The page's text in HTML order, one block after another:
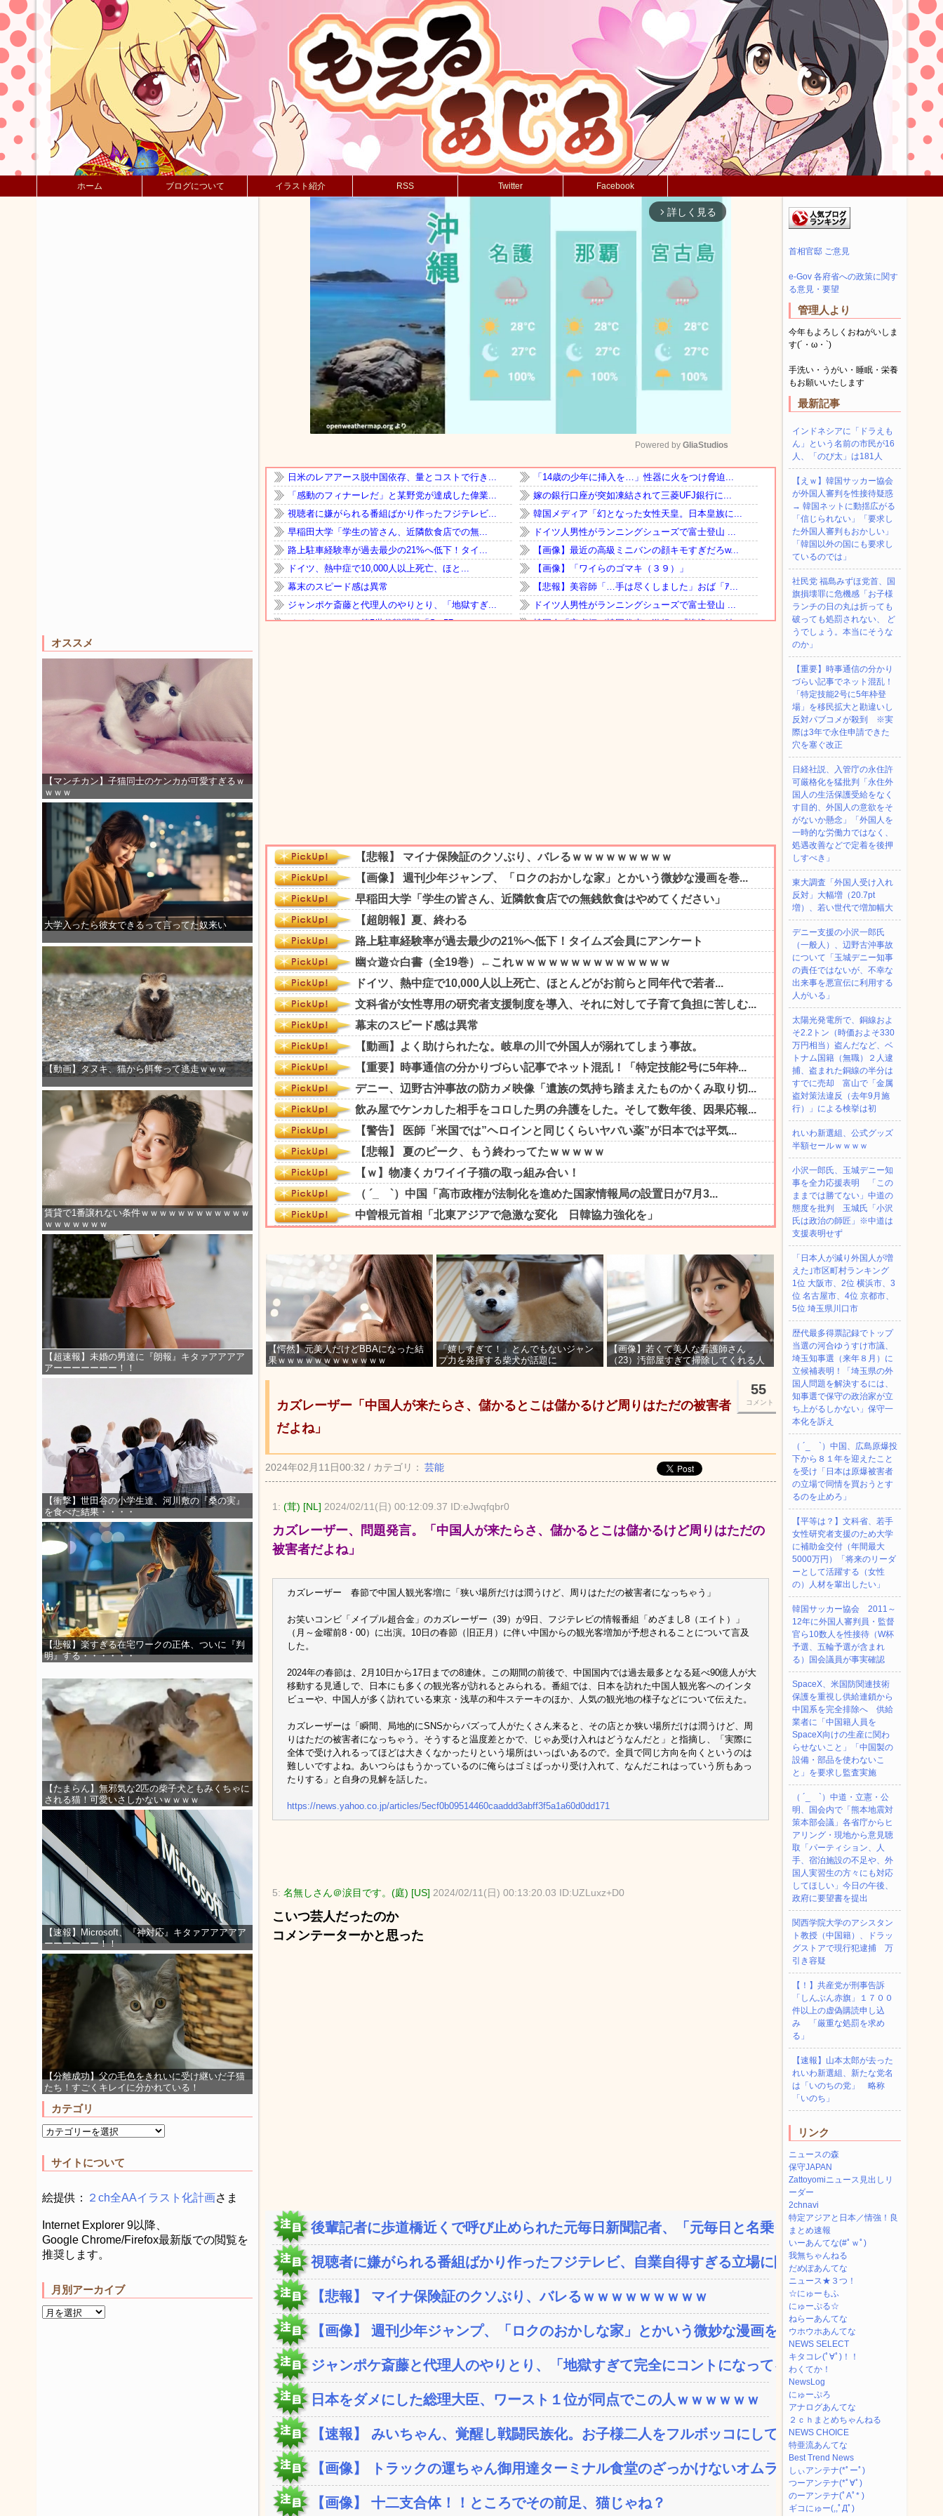
ホーム ブログについて イラスト紹介 RSS Twitter Facebook
オススメ
【マンチカン】子猫同士のケンカが可愛すぎるｗ
ｗｗｗ
大学入ったら彼女できるって言ってた奴来い
【動画】タヌキ、猫から餌奪って逃走ｗｗｗ
賃貸で1番譲れない条件ｗｗｗｗｗｗｗｗｗｗｗｗ
ｗｗｗｗｗｗｗ
【超速報】未婚の男達に『朗報』キタァアアアア
アーーーーーーー！！
【衝撃】世田谷の小学生達、河川敷の『桑の実』
を食べた結果・・・・
【悲報】楽すぎる在宅ワークの正体、ついに『判
明』する・・・・・・
【たまらん】無邪気な2匹の柴子犬ともみくちゃに
される猫！可愛いさしかないｗｗｗｗ
【速報】Microsoft、『神対応』キタァアアアアア
ーーーーーー！！
【分離成功】父の毛色をきれいに受け継いだ子猫
たち！すごくキレイに分かれている！
カテゴリ
サイトについて
絵提供： ２ch全AAイラスト化計画さま
Internet Explorer 9以降、
Google Chrome/Firefox最新版での閲覧を
推奨します。
月別アーカイブ
arrow_forward_ios 詳しく見る
Mute
Powered by GliaStudios
【愕然】元美人だけどBBAになった結
果ｗｗｗｗｗｗｗｗｗｗｗｗ
「嬉しすぎて！」とんでもないジャン
プ力を発揮する柴犬が話題に
【画像】若くて美人な看護師さん
（23）汚部屋すぎて掃除してくれる人
55
コメント
カズレーザー「中国人が来たらさ、儲かるとこは儲かるけど周りはただの被害者
だよね」
2024年02月11日00:32 / カテゴリ： 芸能
1: (茸) [NL] 2024/02/11(日) 00:12:09.37 ID:eJwqfqbr0
カズレーザー、問題発言。「中国人が来たらさ、儲かるとこは儲かるけど周りはただの
被害者だよね」
カズレーザー 春節で中国人観光客増に「狭い場所だけは潤うけど、周りはただの被害者になっちゃう」
お笑いコンビ「メイプル超合金」のカズレーザー（39）が9日、フジテレビの情報番組「めざまし8（エイト）」
（月～金曜前8・00）に出演。10日の春節（旧正月）に伴い中国からの観光客増加が予想されることについて言及
した。
2024年の春節は、2月10日から17日までの8連休。この期間の前後で、中国国内では過去最多となる延べ90億人が大
移動する見通しで、日本にも多くの観光客が訪れるとみられる。番組では、日本を訪れた中国人観光客へのインタ
ビューや、中国人が多く訪れている東京・浅草の和牛ステーキのほか、人気の観光地の様子などについて伝えた。
カズレーザーは「瞬間、局地的にSNSからバズって人がたくさん来ると、その店とか狭い場所だけは潤うけど、周
りはただの被害者になっちゃう。そうすると温度差とかで、じゃあ受け入れはどうなんだと」と指摘し、「実際に
全体で受け入れるってほどは大きくなかったりという場所はいっぱいあるので。全員で同じ方向を向くというのは
難しいですよね。あいつらはもうかっているのに俺らはゴミばっかり受け入れて、なんだこれはっていう所もあっ
たりする」と自身の見解を話した。
https://news.yahoo.co.jp/articles/5ecf0b09514460caaddd3abff3f5a1a60d0dd171
5: 名無しさん＠涙目です。(庭) [US] 2024/02/11(日) 00:13:20.03 ID:UZLuxz+D0
こいつ芸人だったのか
コメンテーターかと思った
後輩記者に歩道橋近くで呼び止められた元毎日新聞記者、「元毎日と名乗って...
視聴者に嫌がられる番組ばかり作ったフジテレビ、自業自得すぎる立場に陥っ...
【悲報】 マイナ保険証のクソぶり、バレるｗｗｗｗｗｗｗｗｗ
【画像】 週刊少年ジャンプ、「ロクのおかしな家」とかいう微妙な漫画を巻...
ジャンポケ斎藤と代理人のやりとり、「地獄すぎて完全にコントになってる…...
日本をダメにした総理大臣、ワースト１位が同点でこの人ｗｗｗｗｗｗ
【速報】 みいちゃん、覚醒し戦闘民族化。お子様二人をフルボッコにしてし...
【画像】 トラックの運ちゃん御用達ターミナル食堂のざっかけないオムライ...
【画像】 十二支合体！！ところでその前足、猫じゃね？
首相官邸 ご意見
e-Gov 各府省への政策に関す
る意見・要望
管理人より
今年もよろしくおねがいしま
す(´・ω・`)
手洗い・うがい・睡眠・栄養
もお願いいたします
最新記事
インドネシアに「ドラえも
ん」という名前の市民が16
人、「のび太」は181人
【えｗ】韓国サッカー協会
が外国人審判を性接待疑惑
→ 韓国ネットに動揺広がる
「信じられない」「要求し
た外国人審判もおかしい」
「韓国以外の国にも要求し
ているのでは」
社民党 福島みずほ党首、国
旗損壊罪に危機感「お子様
ランチの日の丸は折っても
破っても処罰されない、 ど
うでしょう。本当にそうな
のか」
【重要】時事通信の分かり
づらい記事でネット混乱！
「特定技能2号に5年枠登
場」を移民拡大と勘違いし
反対パブコメが殺到 ※実
際は3年で永住申請できた
穴を塞ぐ改正
日経社説、入管庁の永住許
可厳格化を猛批判「永住外
国人の生活保護受給をなく
す目的、外国人の意欲をそ
がないか懸念」「外国人を
一時的な労働力ではなく、
処遇改善などで定着を後押
しすべき」
東大調査「外国人受け入れ
反対」大幅増（20.7pt
増）、若い世代で増加幅大
デニー支援の小沢一郎氏
（一般人）、辺野古沖事故
について「玉城デニー知事
の責任ではないが、不幸な
出来事を悪宣伝に利用する
人がいる」
太陽光発電所で、銅線およ
そ2.2トン（時価およそ330
万円相当）盗んだなど、ベ
トナム国籍（無職）２人逮
捕、盗まれた銅線の半分は
すでに売却 富山で「金属
盗対策法違反（去年9月施
行）」による検挙は初
れいわ新選組、公式グッズ
半額セールｗｗｗｗ
小沢一郎氏、玉城デニー知
事を全力応援表明 「この
ままでは勝てない」中道の
態度を批判 玉城氏「小沢
氏は政治の師匠」※中道は
支援表明せず
「日本人が減り外国人が増
えた｣市区町村ランキング
1位 大阪市、2位 横浜市、3
位 名古屋市、4位 京都市、
5位 埼玉県川口市
歴代最多得票記録でトップ
当選の河合ゆうすけ市議、
埼玉知事選（来年８月）に
立候補表明！「埼玉県の外
国人問題を解決するには、
知事選で保守の政治家が立
ち上がるしかない」保守一
本化を訴え
（ ´_ゝ`）中国、広島原爆投
下から８１年を迎えたこと
を受け「日本は原爆被害者
の立場で同情を買おうとす
るのを止めろ」
【平等は？】文科省、若手
女性研究者支援のため大学
に補助金交付（年間最大
5000万円）「将来のリーダ
ーとして活躍する（女性
の）人材を輩出したい」
韓国サッカー協会 2011～
12年に外国人審判員・監督
官ら10数人を性接待（W杯
予選、五輪予選が含まれ
る）国会議員が事実確認
SpaceX、米国防関連技術
保護を重視し供給連鎖から
中国系を完全排除へ 供給
業者に「中国籍人員を
SpaceX向けの生産に関わ
らせないこと」「中国製の
設備・部品を使わないこ
と」を要求し監査実施
（ ´_ゝ`）中道・立憲・公
明、国会内で「熊本地震対
策本部会議」各省庁からヒ
アリング・現地から意見聴
取「パーティション、人
手、宿泊施設の不足や、外
国人実習生の方々にも対応
してほしい」今日の午後、
政府に要望書を提出
関西学院大学のアシスタン
ト教授（中国籍）、ドラッ
グストアで現行犯逮捕 万
引き容疑
【！】共産党が刑事告訴
「しんぶん赤旗」１７００
件以上の虚偽購読申し込
み 「厳重な処罰を求め
る」
【速報】山本太郎が去った
れいわ新選組、新たな党名
は「いのちの党」 略称
「いのち」
リンク
ニュースの森
保守JAPAN
Zattoyomiニュース見出しリ
ーダー
2chnavi
特定アジアと日本／情強！良
まとめ速報
いーあんてな(#ﾟｗﾟ)
我無ちゃんねる
だめぽあんてな
ニュース★３つ！
☆にゅーもふ
にゅーぷる☆
ねらーあんてな
ウホウホあんてな
NEWS SELECT
キタコレ(ﾟ∀ﾟ)！！
わくてか！
NewsLog
にゅーぷろ
アナログあんてな
２ｃｈまとめちゃんねる
NEWS CHOICE
特亜流あんてな
Best Trend News
しぃアンテナ(*ﾟーﾟ)
つーアンテナ(*ﾟ∀ﾟ)
のーアンテナ(ﾟAﾟ* )
ギコにゅー(,,ﾟДﾟ)